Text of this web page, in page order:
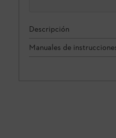
Descripción
Manuales de